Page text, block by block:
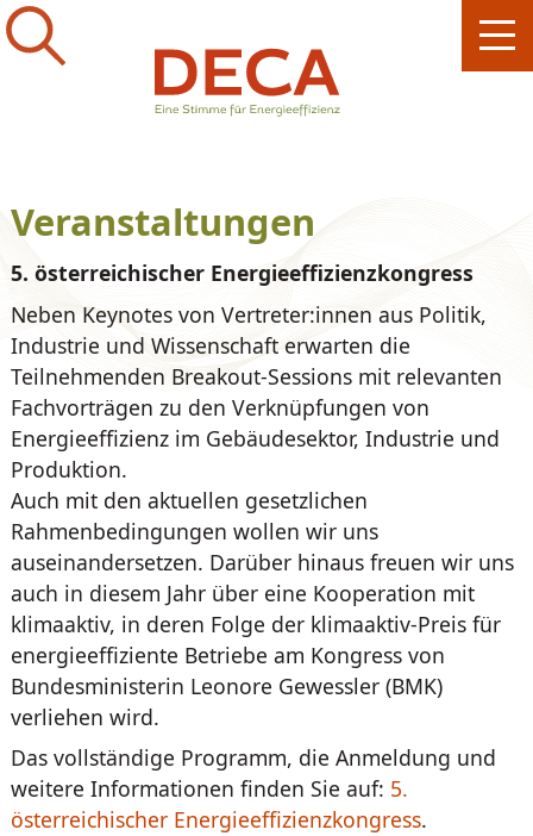
Veranstaltungen
5. österreichischer Energieeffizienzkongress
Neben Keynotes von Vertreter:innen aus Politik,
Industrie und Wissenschaft erwarten die
Teilnehmenden Breakout-Sessions mit relevanten
Fachvorträgen zu den Verknüpfungen von
Energieeffizienz im Gebäudesektor, Industrie und
Produktion.
Auch mit den aktuellen gesetzlichen
Rahmenbedingungen wollen wir uns
auseinandersetzen. Darüber hinaus freuen wir uns
auch in diesem Jahr über eine Kooperation mit
klimaaktiv, in deren Folge der klimaaktiv-Preis für
energieeffiziente Betriebe am Kongress von
Bundesministerin Leonore Gewessler (BMK)
verliehen wird.
Das vollständige Programm, die Anmeldung und
weitere Informationen finden Sie auf: 5.
österreichischer Energieeffizienzkongress.